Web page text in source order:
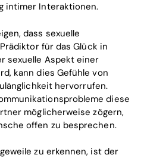
intimer Interaktionen.
dass sexuelle
für das Glück in
sexuelle Aspekt einer
kann dies Gefühle von
hervorrufen.
diese
möglicherweise zögern,
offen zu besprechen.
zu erkennen, ist der